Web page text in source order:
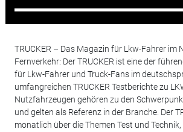
TRUCKER – Das Magazin für Lkw-Fahrer im
Fernverkehr: Der TRUCKER ist eine der
für Lkw-Fahrer und Truck-Fans im
umfangreichen TRUCKER Testberichte zu
Nutzfahrzeugen gehören zu den
und gelten als Referenz in der Branche. Der
monatlich über die Themen Test und Technik,